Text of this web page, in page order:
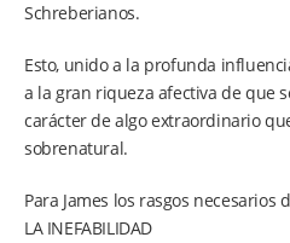
Schreberianos.
Esto, unido a la profunda
a la gran riqueza afectiva de que
carácter de algo extraordinario
sobrenatural.
Para James los rasgos
LA INEFABILIDAD